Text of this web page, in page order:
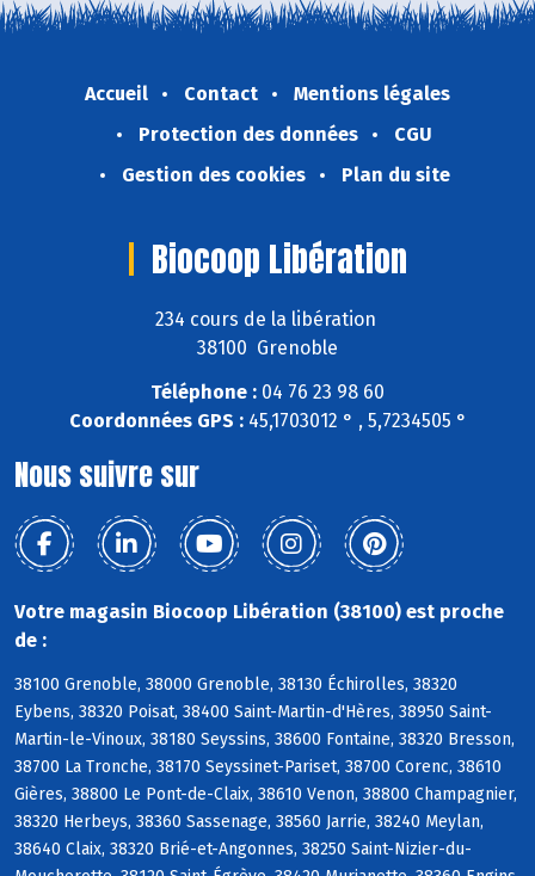
Accueil Contact
Mentions légales
Protection des données
CGU
Gestion des cookies
Plan du site
Biocoop Libération
234 cours de la libération
38100 Grenoble
Téléphone : 04 76 23 98 60
Coordonnées GPS :45,1703012 ° , 5,7234505 °
Nous suivre sur
Votre magasin Biocoop Libération (38100) est proche
de :
38100 Grenoble, 38000 Grenoble, 38130 Échirolles, 38320
Eybens, 38320 Poisat, 38400 Saint-Martin-d'Hères, 38950 Saint-
Martin-le-Vinoux, 38180 Seyssins, 38600 Fontaine, 38320 Bresson,
38700 La Tronche, 38170 Seyssinet-Pariset, 38700 Corenc, 38610
Gières, 38800 Le Pont-de-Claix, 38610 Venon, 38800 Champagnier,
38320 Herbeys, 38360 Sassenage, 38560 Jarrie, 38240 Meylan,
38640 Claix, 38320 Brié-et-Angonnes, 38250 Saint-Nizier-du-